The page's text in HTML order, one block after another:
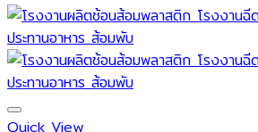
Quick View